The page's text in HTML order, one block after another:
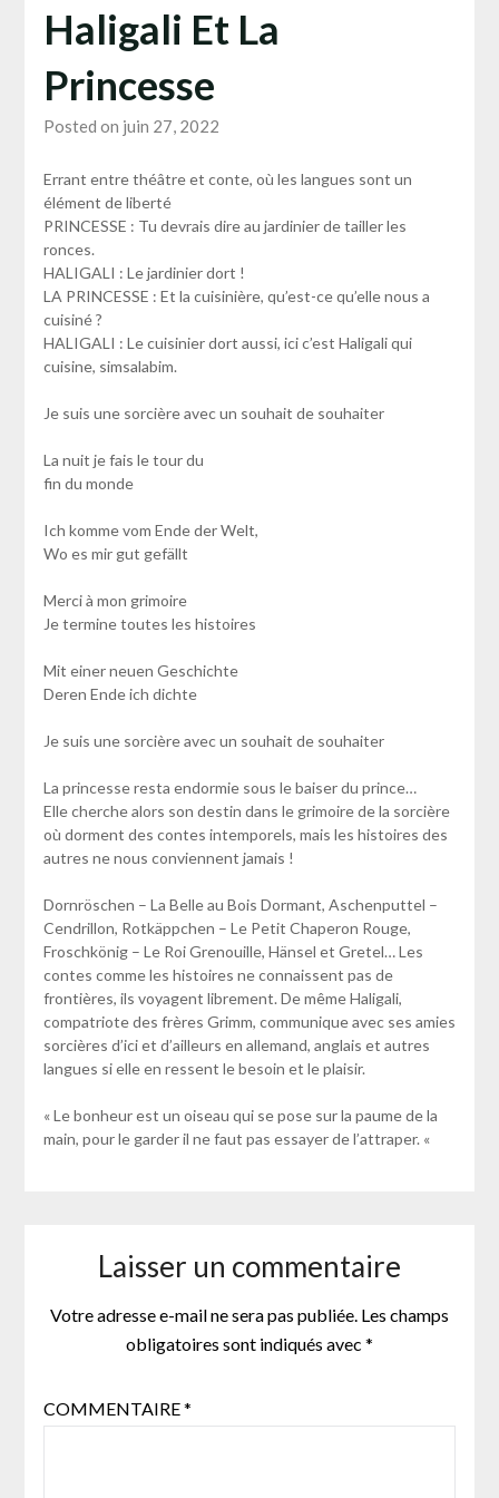
Haligali Et La
Princesse
Posted on juin 27, 2022
Errant entre théâtre et conte, où les langues sont un
élément de liberté
PRINCESSE : Tu devrais dire au jardinier de tailler les
ronces.
HALIGALI : Le jardinier dort !
LA PRINCESSE : Et la cuisinière, qu’est-ce qu’elle nous a
cuisiné ?
HALIGALI : Le cuisinier dort aussi, ici c’est Haligali qui
cuisine, simsalabim.
Je suis une sorcière avec un souhait de souhaiter
La nuit je fais le tour du
fin du monde
Ich komme vom Ende der Welt,
Wo es mir gut gefällt
Merci à mon grimoire
Je termine toutes les histoires
Mit einer neuen Geschichte
Deren Ende ich dichte
Je suis une sorcière avec un souhait de souhaiter
La princesse resta endormie sous le baiser du prince…
Elle cherche alors son destin dans le grimoire de la sorcière
où dorment des contes intemporels, mais les histoires des
autres ne nous conviennent jamais !
Dornröschen – La Belle au Bois Dormant, Aschenputtel –
Cendrillon, Rotkäppchen – Le Petit Chaperon Rouge,
Froschkönig – Le Roi Grenouille, Hänsel et Gretel… Les
contes comme les histoires ne connaissent pas de
frontières, ils voyagent librement. De même Haligali,
compatriote des frères Grimm, communique avec ses amies
sorcières d’ici et d’ailleurs en allemand, anglais et autres
langues si elle en ressent le besoin et le plaisir.
« Le bonheur est un oiseau qui se pose sur la paume de la
main, pour le garder il ne faut pas essayer de l’attraper. «
Laisser un commentaire
Votre adresse e-mail ne sera pas publiée. Les champs
obligatoires sont indiqués avec *
COMMENTAIRE*